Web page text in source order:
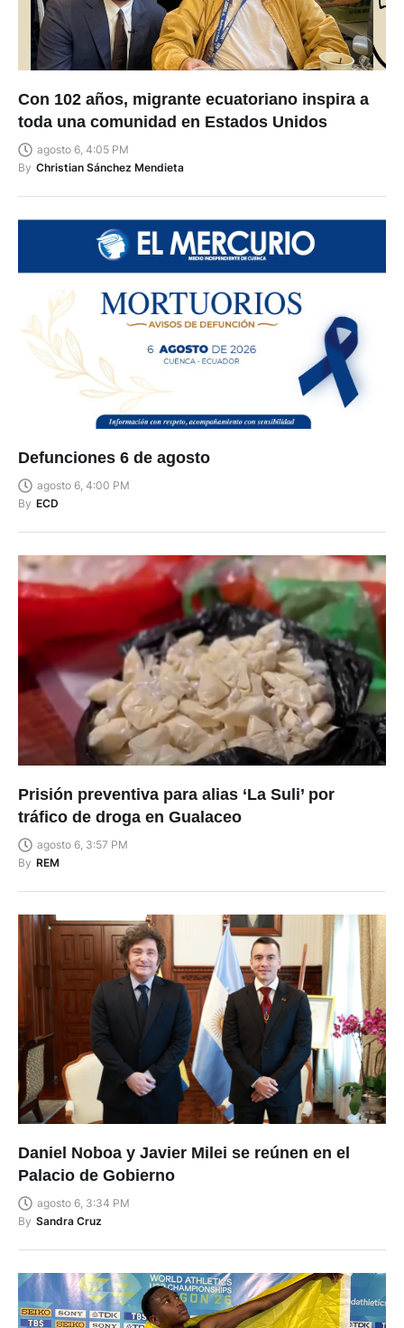
Con 102 años, migrante ecuatoriano inspira a
toda una comunidad en Estados Unidos
agosto 6, 4:05 PM
By Christian Sánchez Mendieta
Defunciones 6 de agosto
agosto 6, 4:00 PM
By ECD
Prisión preventiva para alias ‘La Suli’ por
tráfico de droga en Gualaceo
agosto 6, 3:57 PM
By REM
Daniel Noboa y Javier Milei se reúnen en el
Palacio de Gobierno
agosto 6, 3:34 PM
By Sandra Cruz